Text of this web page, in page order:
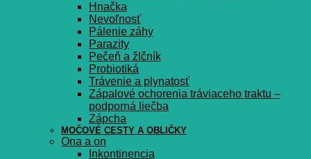
Hnačka
Nevoľnosť
Pálenie záhy
Parazity
Pečeň a žlčník
Probiotiká
Trávenie a plynatosť
Zápalové ochorenia tráviaceho traktu –
podporná liečba
Zápcha
MOČOVÉ CESTY A OBLIČKY
Ona a on
Inkontinencia